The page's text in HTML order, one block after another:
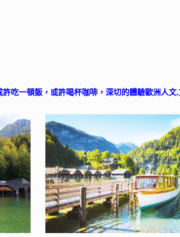
吃一頓飯，或許喝杯咖啡，深切的體驗歐洲人文